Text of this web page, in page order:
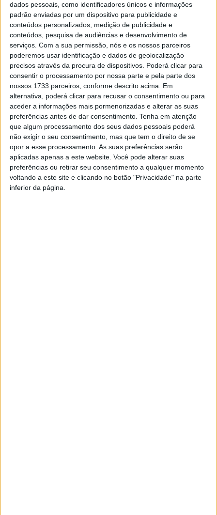
dados pessoais, como identificadores únicos e informações
padrão enviadas por um dispositivo para publicidade e
conteúdos personalizados, medição de publicidade e
conteúdos, pesquisa de audiências e desenvolvimento de
serviços. Com a sua permissão, nós e os nossos parceiros
poderemos usar identificação e dados de geolocalização
precisos através da procura de dispositivos. Poderá clicar para
consentir o processamento por nossa parte e pela parte dos
nossos 1733 parceiros, conforme descrito acima. Em
alternativa, poderá clicar para recusar o consentimento ou para
aceder a informações mais pormenorizadas e alterar as suas
preferências antes de dar consentimento. Tenha em atenção
que algum processamento dos seus dados pessoais poderá
não exigir o seu consentimento, mas que tem o direito de se
opor a esse processamento. As suas preferências serão
aplicadas apenas a este website. Você pode alterar suas
preferências ou retirar seu consentimento a qualquer momento
voltando a este site e clicando no botão "Privacidade" na parte
inferior da página.
segurança registaram 1.259 acidentes rodoviários, que
provocaram ainda 27 feridos graves e 356 ligeiros.
As vítimas mortais resultaram de acidentes ocorridos em
Vila Nova de Gaia e Lisboa (Benfica), no âmbito da PSP, e
em vários pontos do país sob jurisdição da GNR,
incluindo Alcanena, Torres Vedras, Lixa, Montemor-o-
Velho, Águeda, Sobral da Adiça e Castelo de Paiva.
A GNR fiscalizou 34.063 condutores, detendo 134 por
condução com taxa de álcool no sangue igual ou superior
a 1,2 g/l e 67 por falta de carta. Foram ainda registadas
5.558 contraordenações, sobretudo por excesso de
velocidade, falta de inspeção e incumprimento do uso do
cinto de segurança.